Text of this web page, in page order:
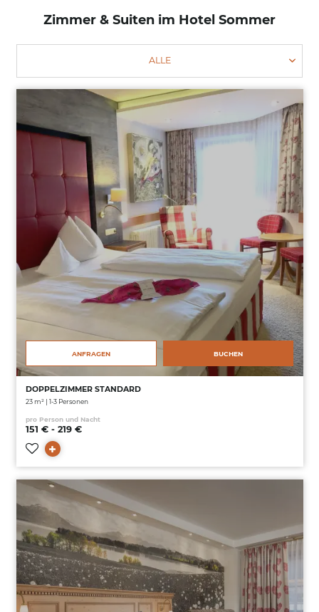
Zimmer & Suiten im Hotel Sommer
ALLE
ANFRAGEN BUCHEN
DOPPELZIMMER STANDARD
23 m² | 1-3 Personen
pro Person und Nacht
151 € - 219 €